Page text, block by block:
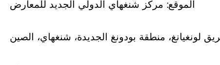
الموقع: مركز شنغهاي الدولي الجديد للمعارض